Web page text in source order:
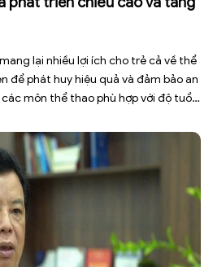
lại nhiều lợi ích cho trẻ cả về thể
để phát huy hiệu quả và đảm bảo an
môn thể thao phù hợp với độ tuổi,